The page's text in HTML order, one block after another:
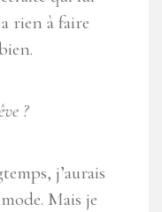
rien à faire
?
j’aurais
Mais je